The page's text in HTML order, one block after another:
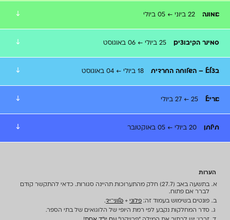
↓ אמונה
↓ סמינר הקיבוצים
↓ בצלאל – השלוחה החרדית
↓ אריאל
↓ תילתן
הערות
בתשעה באב (27.7) חלק מהתערוכות תהיינה סגורות. כדאי להתקשר קודם
לברר אם פתוח.
פונטים בשימוש בעמוד זה: פלוני+ פלוני־יד.
סדר המחלקות נקבע לפי רמת היופי של הלוגואים של בתי הספר.